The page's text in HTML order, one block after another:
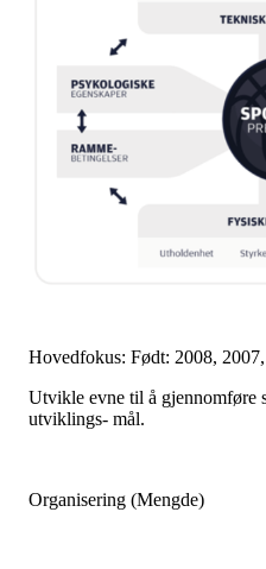
Hovedfokus: Født: 2008,
Utvikle evne til å gjennomføre
utviklings- mål.
Organisering (Mengde)